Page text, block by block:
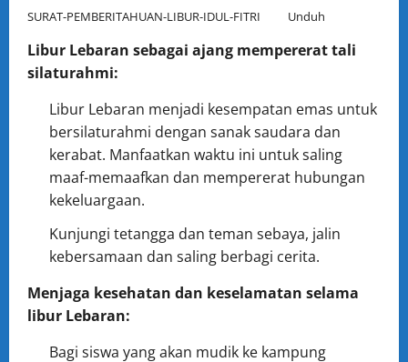
SURAT-PEMBERITAHUAN-LIBUR-IDUL-FITRI Unduh
Libur Lebaran sebagai ajang mempererat tali
silaturahmi:
Libur Lebaran menjadi kesempatan emas untuk
bersilaturahmi dengan sanak saudara dan
kerabat. Manfaatkan waktu ini untuk saling
maaf-memaafkan dan mempererat hubungan
kekeluargaan.
Kunjungi tetangga dan teman sebaya, jalin
kebersamaan dan saling berbagi cerita.
Menjaga kesehatan dan keselamatan selama
libur Lebaran:
Bagi siswa yang akan mudik ke kampung